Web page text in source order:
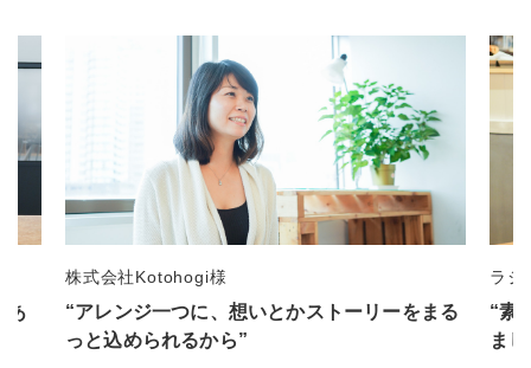
る
ラジオ番組制作 江上佳弥子様
“素敵な花束でした。ラジオ番組で話に上がり
ましたよ”
一般
“事
る